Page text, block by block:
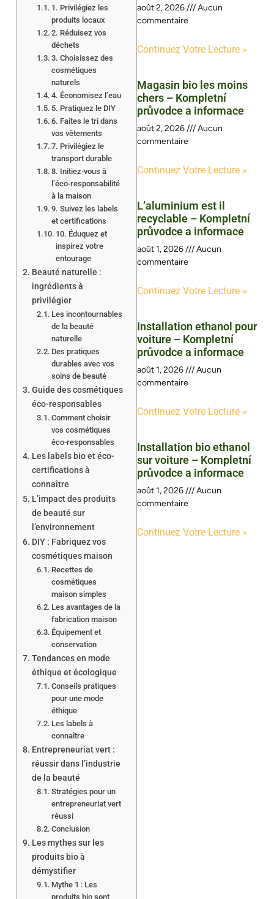
1. Privilégiez les
produits locaux
2. Réduisez vos
déchets
3. Choisissez des
cosmétiques
naturels
4. Économisez l’eau
5. Pratiquez le DIY
6. Faites le tri dans
vos vêtements
7. Privilégiez le
transport durable
8. Initiez-vous à
l’éco-responsabilité
à la maison
9. Suivez les labels
et certifications
10. Éduquez et
inspirez votre
entourage
Beauté naturelle :
ingrédients à
privilégier
Les incontournables
de la beauté
naturelle
Des pratiques
durables avec vos
soins de beauté
Guide des cosmétiques
éco-responsables
Comment choisir
vos cosmétiques
éco-responsables
Les labels bio et éco-
certifications à
connaître
L’impact des produits
de beauté sur
l’environnement
DIY : Fabriquez vos
cosmétiques maison
Recettes de
cosmétiques
maison simples
Les avantages de la
fabrication maison
Équipement et
conservation
Tendances en mode
éthique et écologique
Conseils pratiques
pour une mode
éthique
Les labels à
connaître
Entrepreneuriat vert :
réussir dans l’industrie
de la beauté
Stratégies pour un
entrepreneuriat vert
réussi
Conclusion
Les mythes sur les
produits bio à
démystifier
Mythe 1 : Les
produits bio sont
août 2, 2026
Aucun
commentaire
Continuez Votre Lecture »
Magasin bio les moins
chers – Kompletní
průvodce a informace
août 2, 2026
Aucun
commentaire
Continuez Votre Lecture »
L’aluminium est il
recyclable – Kompletní
průvodce a informace
août 1, 2026
Aucun
commentaire
Continuez Votre Lecture »
Installation ethanol pour
voiture – Kompletní
průvodce a informace
août 1, 2026
Aucun
commentaire
Continuez Votre Lecture »
Installation bio ethanol
sur voiture – Kompletní
průvodce a informace
août 1, 2026
Aucun
commentaire
Continuez Votre Lecture »